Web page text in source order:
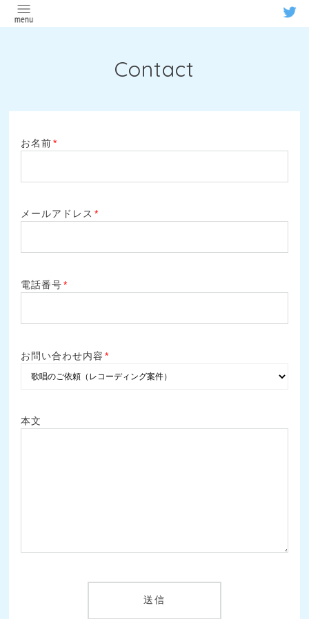
Contact
お名前 *
メールアドレス *
電話番号 *
お問い合わせ内容 *
本文